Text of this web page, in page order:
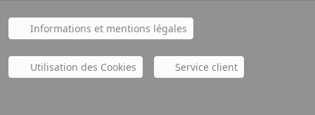
Informations et mentions légales
Utilisation des Cookies Service client